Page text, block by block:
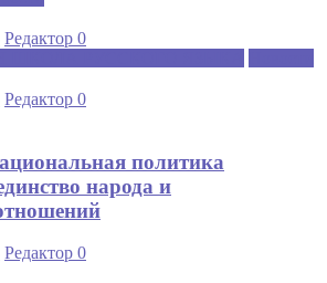
Редактор 0
Редактор 0
политика
народа и
Редактор 0